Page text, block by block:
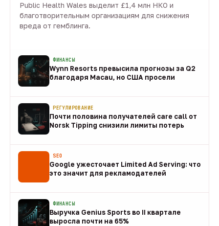
Public Health Wales выделит £1,4 млн НКО и
благотворительным организациям для снижения
вреда от гемблинга.
ФИНАНСЫ
Wynn Resorts превысила прогнозы за Q2
благодаря Macau, но США просели
РЕГУЛИРОВАНИЕ
Почти половина получателей care call от
Norsk Tipping снизили лимиты потерь
SEO
Google ужесточает Limited Ad Serving: что
это значит для рекламодателей
ФИНАНСЫ
Выручка Genius Sports во II квартале
выросла почти на 65%